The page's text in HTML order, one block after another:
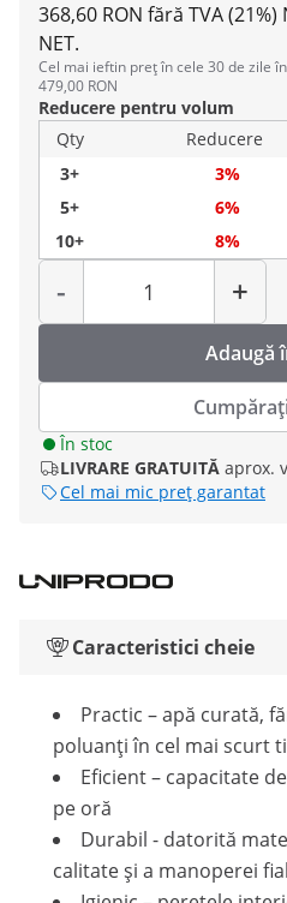
368,60 RON fără TVA (21%)
NET.
Cel mai ieftin preț în cele 30 de zile
479,00 RON
Reducere pentru volum
Qty
Reducere
3+
3%
5+
6%
10+
8%
-
Cantitate
+
Adaugă
În stoc
LIVRARE GRATUITĂ aprox.
Cel mai mic preț garantat
Caracteristici cheie
Practic – apă curată,
poluanți în cel mai scurt
Eficient – capacitate
pe oră
Durabil - datorită
calitate și a manoperei